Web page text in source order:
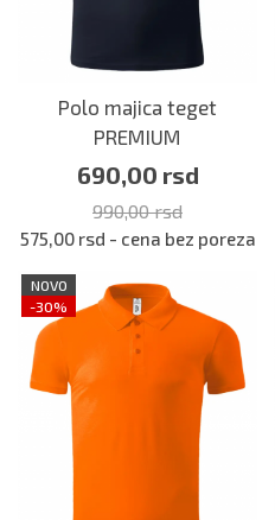
Polo majica teget
PREMIUM
690,00 rsd
990,00 rsd
575,00 rsd - cena bez poreza
NOVO
-30%